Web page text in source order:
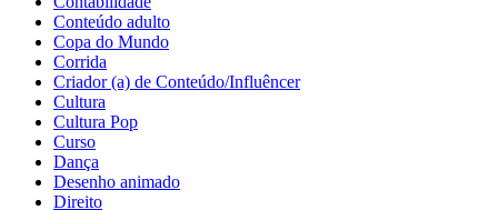
Conteúdo adulto
Copa do Mundo
Corrida
Criador (a) de Conteúdo/Influêncer
Cultura
Cultura Pop
Curso
Dança
Desenho animado
Direito